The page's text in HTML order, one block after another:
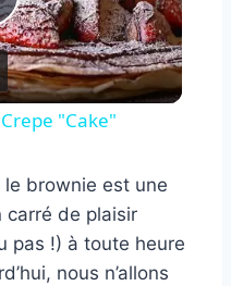
"Cake"
le brownie est une
carré de plaisir
pas !) à toute heure
nous n’allons